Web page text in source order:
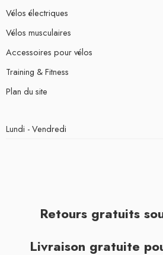
Vélos électriques
Vélos musculaires
Accessoires pour vélos
Training & Fitness
Plan du site
Lundi - Vendredi
Retours gratuits
Livraison gratuite